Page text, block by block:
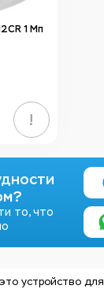
1 Мп
!
то, что
устройство